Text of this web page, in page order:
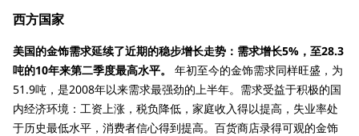
西方国家
美国的金饰需求延续了近期的稳步增长走势：需求增长5%，至28.3
吨的10年来第二季度最高水平。 年初至今的金饰需求同样旺盛，为
51.9吨，是2008年以来需求最强劲的上半年。需求受益于积极的国
内经济环境：工资上涨，税负降低，家庭收入得以提高，失业率处
于历史最低水平，消费者信心得到提高。百货商店录得可观的金饰